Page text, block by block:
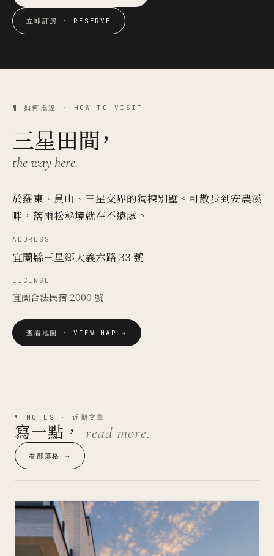
立即訂房 · RESERVE
¶ 如何抵達 · HOW TO VISIT
三星田間，
the way here.
於羅東、員山、三星交界的獨棟別墅。可散步到安農溪
畔，落雨松秘境就在不遠處。
ADDRESS
宜蘭縣三星鄉大義六路 33 號
LICENSE
宜蘭合法民宿 2000 號
查看地圖 · VIEW MAP →
¶ NOTES · 近期文章
寫一點， read more.
看部落格 →